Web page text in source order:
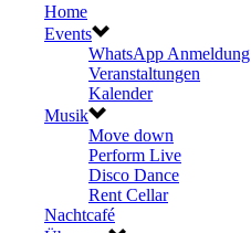
Home
Events
WhatsApp Anmeldung
Veranstaltungen
Kalender
Musik
Move down
Perform Live
Disco Dance
Rent Cellar
Nachtcafé